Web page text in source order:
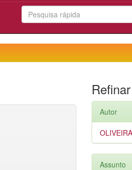
Refinar
Autor
Assunto